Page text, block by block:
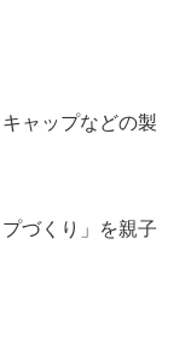
ャップなどの製
づくり」を親子